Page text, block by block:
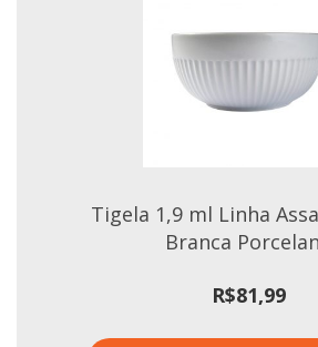
Tigela 1,9 ml Linha
Branca
R$81,99